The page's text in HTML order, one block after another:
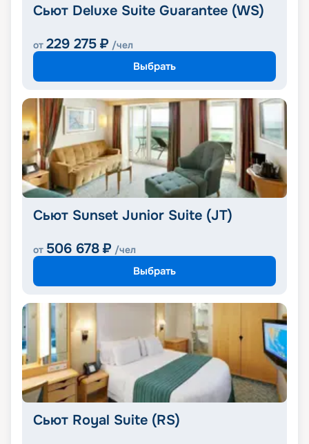
Сьют Deluxe Suite Guarantee (WS)
от 229 275 ₽ /чел
Выбрать
Сьют Sunset Junior Suite (JT)
от 506 678 ₽ /чел
Выбрать
Сьют Royal Suite (RS)